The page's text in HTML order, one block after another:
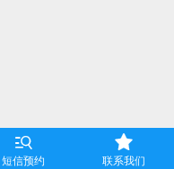

短信预约

联系我们